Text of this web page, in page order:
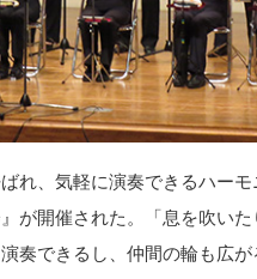
れ、気軽に演奏できるハーモ
が開催された。「息を吹い
奏できるし、仲間の輪も広